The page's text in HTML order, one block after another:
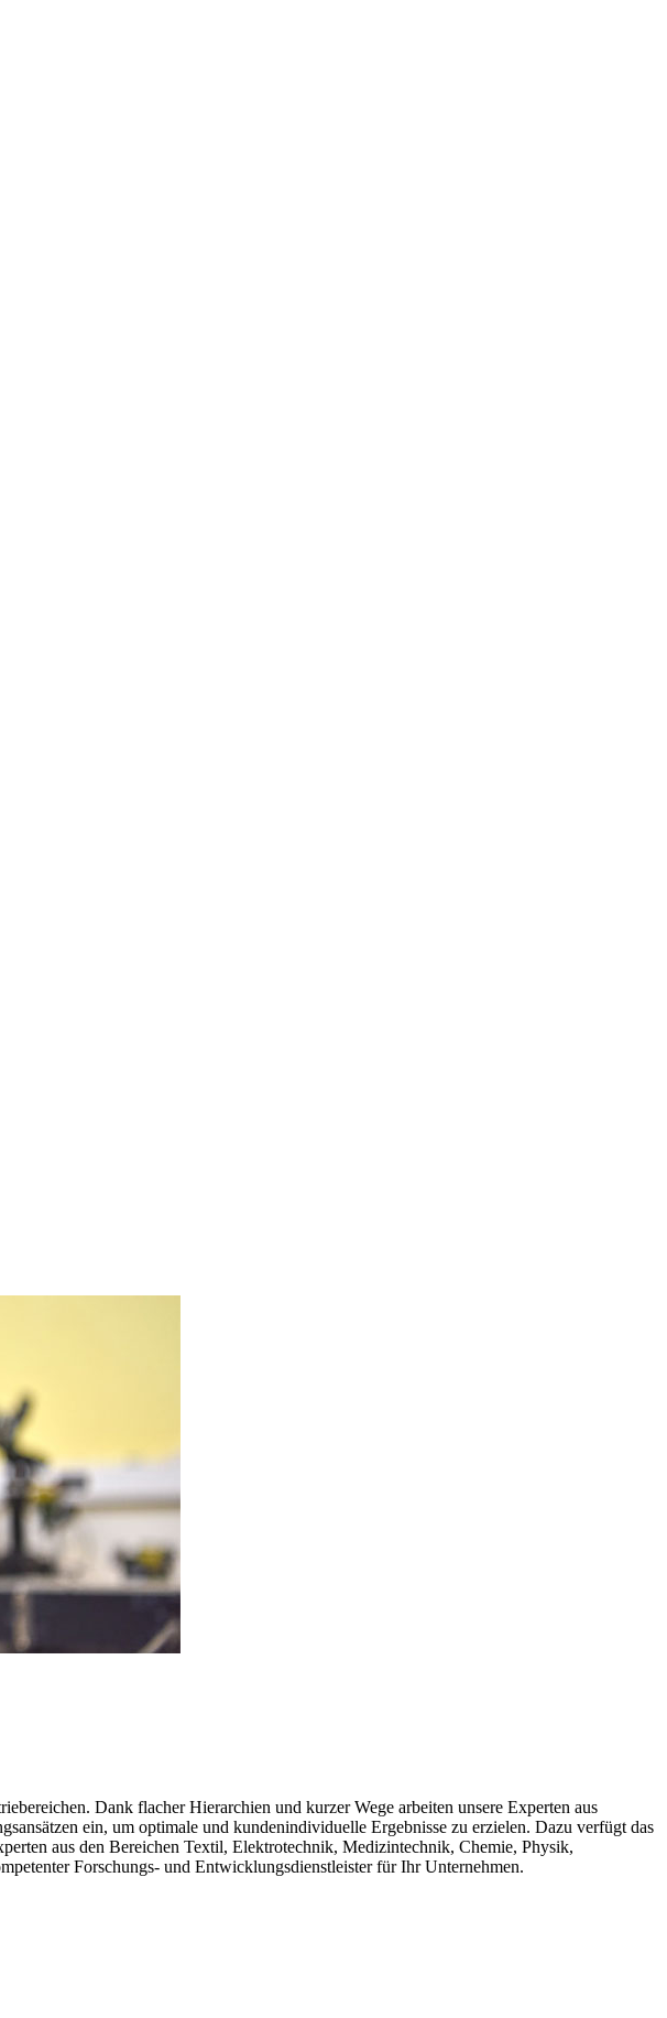
Dank flacher Hierarchien und kurzer Wege arbeiten unsere Experten aus
ein, um optimale und kundenindividuelle Ergebnisse zu erzielen. Dazu verfügt das
aus den Bereichen Textil, Elektrotechnik, Medizintechnik, Chemie, Physik,
Forschungs- und Entwicklungsdienstleister für Ihr Unternehmen.